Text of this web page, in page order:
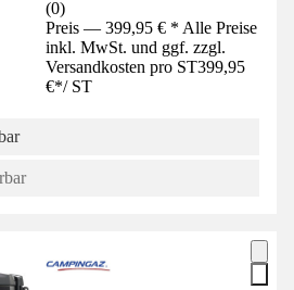
(0)
Preis — 399,95 € * Alle Preise
inkl. MwSt. und ggf. zzgl.
Versandkosten pro ST399,95
€*/ ST